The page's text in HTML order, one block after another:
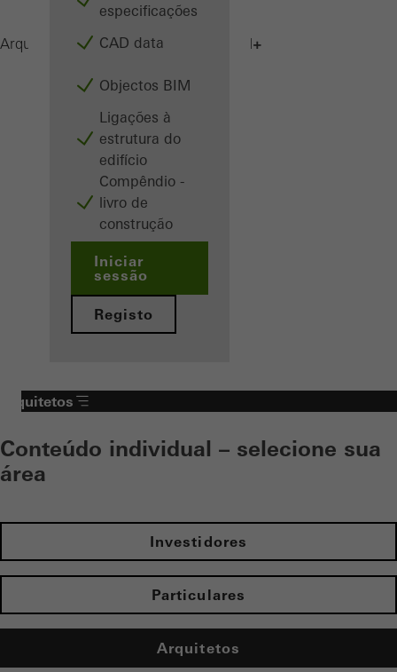
especificações
CAD data
Objectos BIM
Ligações à
estrutura do
edifício
Compêndio -
livro de
construção
Iniciar
sessão
Registo
Arquitetos ProdutosJanelas AWS 75.SI+
Arquitetos
Conteúdo individual – selecione sua
área​
Investidores
Particulares
Arquitetos